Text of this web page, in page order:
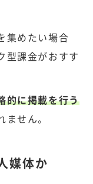
集めたい場合
型課金がおすす
的に掲載を行う
ません。
媒体か